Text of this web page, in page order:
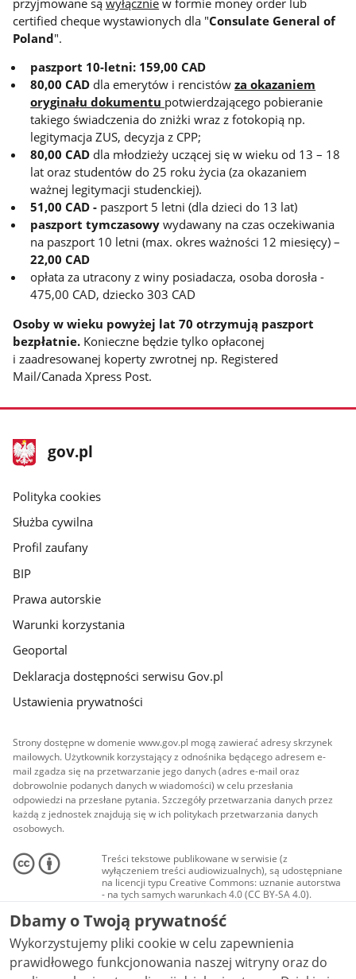
certified cheque wystawionych dla "Consulate General of
Poland".
paszport 10-letni: 159,00 CAD
80,00 CAD dla emerytów i rencistówza okazaniem
oryginału dokumentu potwierdzającego pobieranie
takiego świadczenia do zniżki wraz z fotokopią np.
legitymacja ZUS, decyzja z CPP;
80,00 CAD dla młodzieży uczącej się w wieku od 13 – 18
lat oraz studentów do 25 roku życia (za okazaniem
ważnej legitymacji studenckiej).
51,00 CAD - paszport 5 letni (dla dzieci do 13 lat)
paszport tymczasowywydawany na czas oczekiwania
na paszport 10 letni (max. okres ważności 12 miesięcy) –
22,00 CAD
opłata za utracony z winy posiadacza, osoba dorosła -
475,00 CAD, dziecko 303 CAD
Osoby w wieku powyżej lat 70 otrzymują paszport
bezpłatnie. Konieczne będzie tylko opłaconej
i zaadresowanej koperty zwrotnej np. Registered
Mail/Canada Xpress Post.
stopka
gov.pl
Strona
gov.pl
gov.pl
Polityka cookies
Służba cywilna
Profil zaufany
BIP
Prawa autorskie
Warunki korzystania
Geoportal
Deklaracja dostępności serwisu Gov.pl
Ustawienia prywatności
Strony dostępne w domenie www.gov.pl mogą zawierać adresy skrzynek
mailowych. Użytkownik korzystający z odnośnika będącego adresem e-
mail zgadza się na przetwarzanie jego danych (adres e-mail oraz
dobrowolnie podanych danych w wiadomości) w celu przesłania
odpowiedzi na przesłane pytania. Szczegóły przetwarzania danych przez
każdą z jednostek znajdują się w ich politykach przetwarzania danych
osobowych.
Treści tekstowe publikowane w serwisie (z
wyłączeniem treści audiowizualnych), są udostępniane
na licencji typu Creative Commons: uznanie autorstwa
- na tych samych warunkach 4.0 (CC BY-SA 4.0).
Materiały audiowizualne, w tym zdjęcia, materiały
audio i wideo, są udostępniane na licencji typu
Creative Commons: uznanie autorstwa użycie
niekomercyjne - bez utworów zależnych 4.0 (CC BY-
NC-ND 4.0), o ile nie jest to stwierdzone inaczej.
Dbamy o Twoją prywatność
Wykorzystujemy pliki cookie w celu zapewnienia
prawidłowego funkcjonowania naszej witryny oraz do